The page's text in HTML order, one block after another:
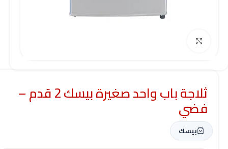
ثلاجة باب واحد صغيرة بيسك 2 قدم –
فضي
بيسك